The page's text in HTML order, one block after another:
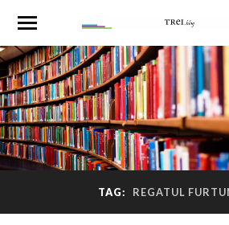
TAG: REGATUL